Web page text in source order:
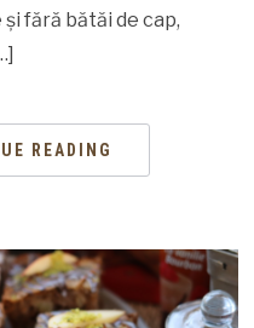
fără bătăi de cap,
READING